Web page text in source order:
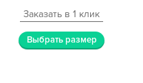
Заказать в 1 клик
Выбрать размер